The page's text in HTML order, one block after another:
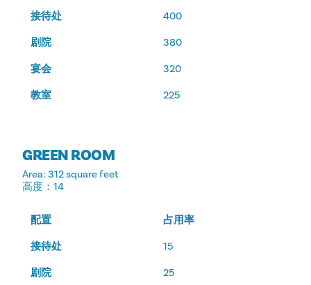
接待处 400
剧院 380
宴会 320
教室 225
GREEN ROOM
Area: 312 square feet
高度 ：14
配置 占用率
接待处 15
剧院 25